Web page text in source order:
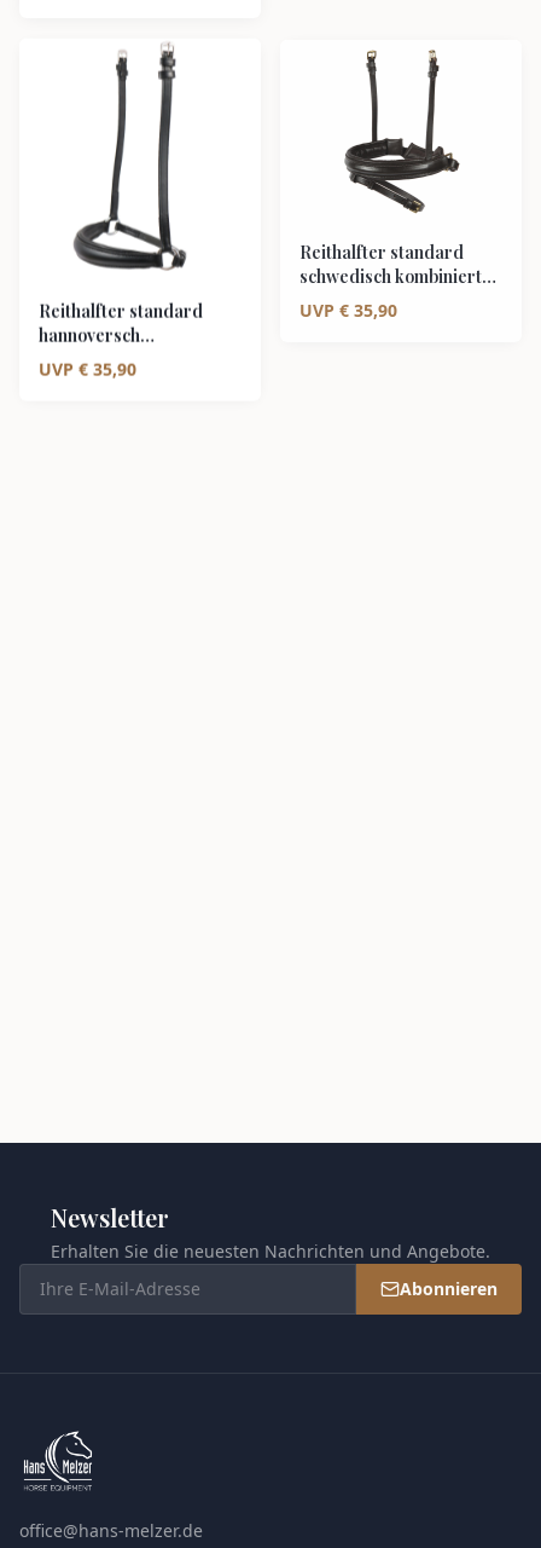
Reithalfter standard
hannoversch
schwarz/silber
UVP € 35,90
Reithalfter standard
schwedisch kombiniert
UVP € 35,90
Newsletter
Erhalten Sie die neuesten Nachrichten und Angebote.
Abonnieren
office@hans-melzer.de